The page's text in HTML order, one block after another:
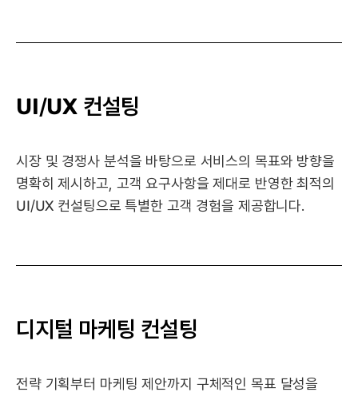
UI/UX 컨설팅
시장 및 경쟁사 분석을 바탕으로 서비스의 목표와 방향을
명확히 제시하고, 고객 요구사항을 제대로 반영한 최적의
UI/UX 컨설팅으로 특별한 고객 경험을 제공합니다.
디지털 마케팅 컨설팅
전략 기획부터 마케팅 제안까지 구체적인 목표 달성을